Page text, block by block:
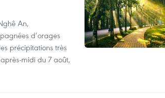
An,
d’orages
précipitations très
midi du 7 août,